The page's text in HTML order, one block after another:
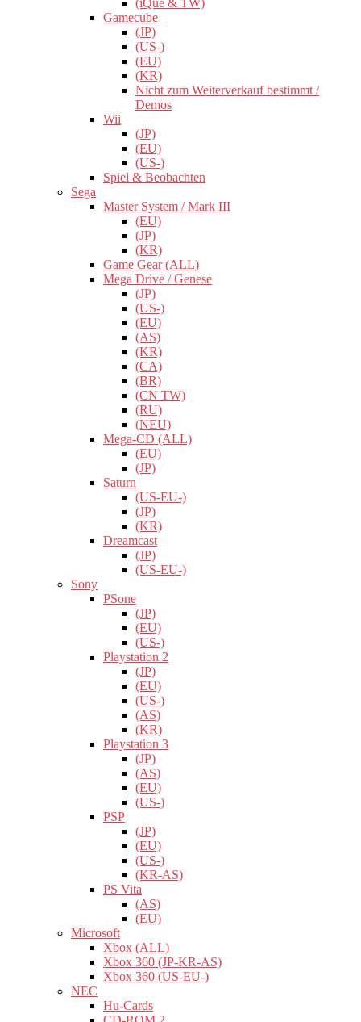
(iQue & TW)
Gamecube
(JP)
(US-)
(EU)
(KR)
Nicht zum Weiterverkauf bestimmt /
Demos
Wii
(JP)
(EU)
(US-)
Spiel & Beobachten
Sega
Master System / Mark III
(EU)
(JP)
(KR)
Game Gear (ALL)
Mega Drive / Genese
(JP)
(US-)
(EU)
(AS)
(KR)
(CA)
(BR)
(CN TW)
(RU)
(NEU)
Mega-CD (ALL)
(EU)
(JP)
Saturn
(US-EU-)
(JP)
(KR)
Dreamcast
(JP)
(US-EU-)
Sony
PSone
(JP)
(EU)
(US-)
Playstation 2
(JP)
(EU)
(US-)
(AS)
(KR)
Playstation 3
(JP)
(AS)
(EU)
(US-)
PSP
(JP)
(EU)
(US-)
(KR-AS)
PS Vita
(AS)
(EU)
Microsoft
Xbox (ALL)
Xbox 360 (JP-KR-AS)
Xbox 360 (US-EU-)
NEC
Hu-Cards